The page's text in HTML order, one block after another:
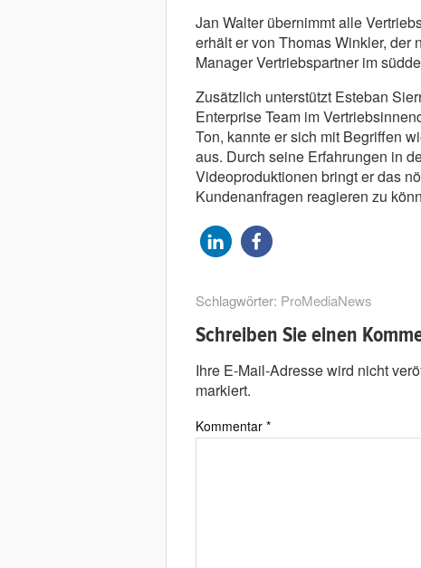
Jan Walter übernimmt alle
erhält er von Thomas Winkler,
Manager Vertriebspartner im
Zusätzlich unterstützt Esteban
Enterprise Team im
Ton, kannte er sich mit Begriffen
aus. Durch seine Erfahrungen in
Videoproduktionen bringt er das
Kundenanfragen reagieren zu
Schlagwörter: ProMediaNews
Schreiben Sie einen
Ihre E-Mail-Adresse wird nicht
markiert.
Kommentar *